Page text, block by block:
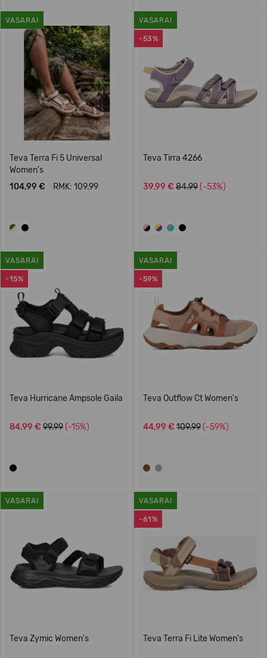
VASARAI
Teva Terra Fi 5 Universal
Women's
104,99 €
RMK: 109.99
-53%
VASARAI
Teva Tirra 4266
39,99 € 84.99 (-53%)
-15%
VASARAI
Teva Hurricane Ampsole Gaila
84,99 € 99.99 (-15%)
-59%
VASARAI
Teva Outflow Ct Women's
44,99 € 109.99 (-59%)
VASARAI
Teva Zymic Women's
-61%
VASARAI
Teva Terra Fi Lite Women's